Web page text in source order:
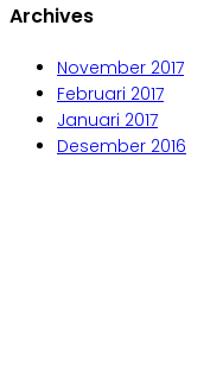
Archives
November 2017
Februari 2017
Januari 2017
Desember 2016